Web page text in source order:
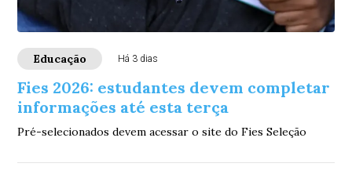
Educação Há 3 dias
Fies 2026: estudantes devem completar
informações até esta terça
Pré-selecionados devem acessar o site do Fies Seleção